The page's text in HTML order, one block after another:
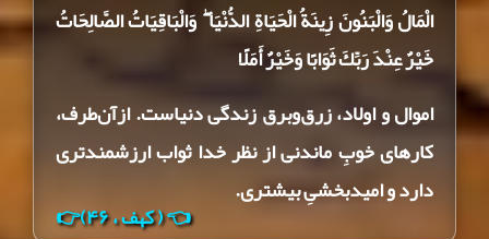
الْمَالُ وَالْبَنُونَ زِينَةُ الْحَيَاةِ الدُّنْيَا ۖ وَالْبَاقِيَاتُ الصَّالِحَاتُ
خَيْرٌ عِنْدَ رَبِّكَ ثَوَابًا وَخَيْرٌ أَمَلًا
اموال ‌و اولاد، زرق‌وبرق زندگی دنیاست. ازآن‌طرف،
کارهای خوبِ ماندنی از نظر خدا ثواب ارزشمندتری
دارد و امیدبخشیِ بیشتری.
👈 ( کهف ، ۴۶)👉